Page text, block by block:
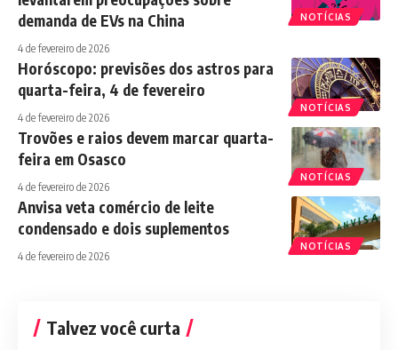
NOTÍCIAS
demanda de EVs na China
4 de fevereiro de 2026
NOTÍCIAS
Horóscopo: previsões dos astros para
quarta-feira, 4 de fevereiro
4 de fevereiro de 2026
NOTÍCIAS
Trovões e raios devem marcar quarta-
feira em Osasco
4 de fevereiro de 2026
NOTÍCIAS
Anvisa veta comércio de leite
condensado e dois suplementos
4 de fevereiro de 2026
Talvez você curta